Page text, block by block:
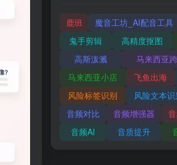
鹿班 魔音工坊_AI配音工具
鬼手剪辑
高精度抠图
高斯泼溅
马来西亚
马来西亚小店
飞鱼出海
风险标签识别
风险文本识
音频对比
音频增强器
音频AI
音质提升